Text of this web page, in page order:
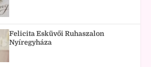
Felicita Esküvői Ruhaszalon
Nyíregyháza